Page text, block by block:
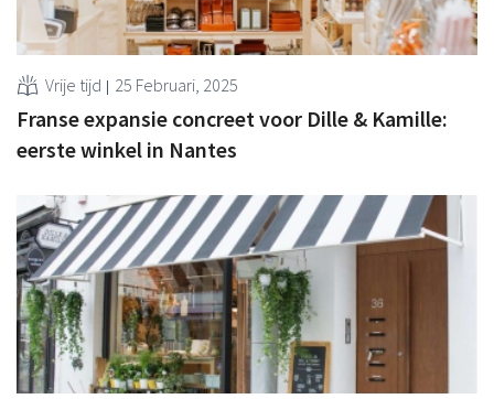
Vrije tijd 25 Februari, 2025
Franse expansie concreet voor Dille & Kamille:
eerste winkel in Nantes